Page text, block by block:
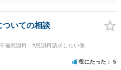
場合に、相手が今まで通りに生活を
ませんが、そうでなくなった場合に
のができなくなるというデメリット
いということはないです。
ついての相談
倫慰謝料
#慰謝料請求したい側
役にたった 5